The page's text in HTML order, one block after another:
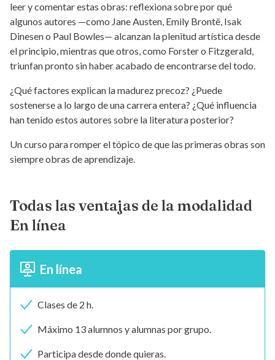
leer y comentar estas obras: reflexiona sobre por qué
algunos autores —como Jane Austen, Emily Brontë, Isak
Dinesen o Paul Bowles— alcanzan la plenitud artística desde
el principio, mientras que otros, como Forster o Fitzgerald,
triunfan pronto sin haber acabado de encontrarse del todo.
¿Qué factores explican la madurez precoz? ¿Puede
sostenerse a lo largo de una carrera entera? ¿Qué influencia
han tenido estos autores sobre la literatura posterior?
Un curso para romper el tópico de que las primeras obras son
siempre obras de aprendizaje.
Todas las ventajas de la modalidad
En línea
En línea
Clases de 2 h.
Máximo 13 alumnos y alumnas por grupo.
Participa desde donde quieras.